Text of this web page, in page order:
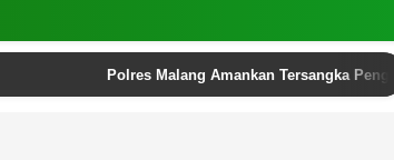
Polres Malang Amankan Tersangka